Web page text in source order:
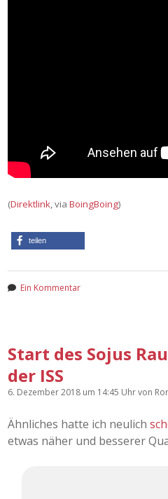
(Direktlink , via BoingBoing)
teilen
Ein Kommentar
Start des Sojus
der ISS
6. Dezember 2018 um 14:45 Uhrvon
Ähnliches hatte ich neulich
etwas näher und besserer